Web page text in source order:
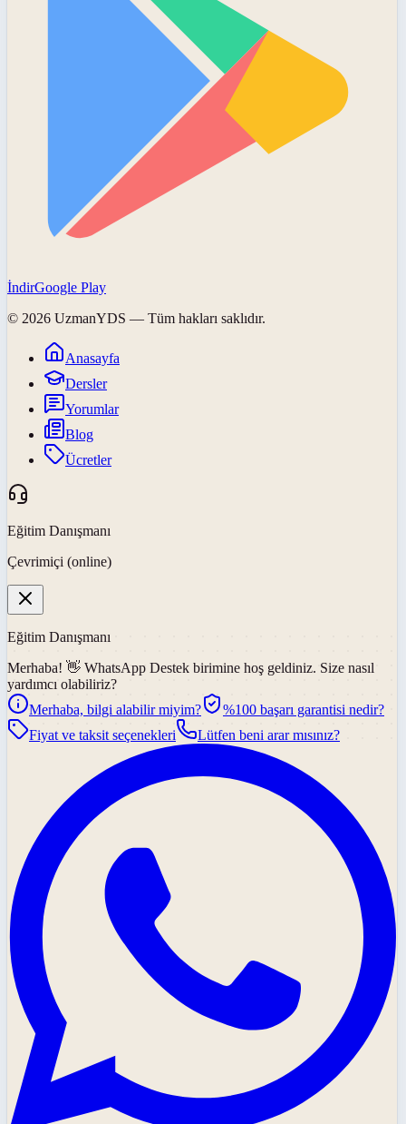
İndirGoogle Play
© 2026 UzmanYDS — Tüm hakları saklıdır.
Anasayfa
Dersler
Yorumlar
Blog
Ücretler
Eğitim Danışmanı
Çevrimiçi (online)
Eğitim Danışmanı
Merhaba! 👋 WhatsApp Destek birimine hoş geldiniz. Size nasıl
yardımcı olabiliriz?
Merhaba, bilgi alabilir miyim?
%100 başarı garantisi nedir?
Fiyat ve taksit seçenekleri
Lütfen beni arar mısınız?